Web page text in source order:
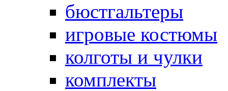
бюстгальтеры
игровые костюмы
колготы и чулки
комплекты